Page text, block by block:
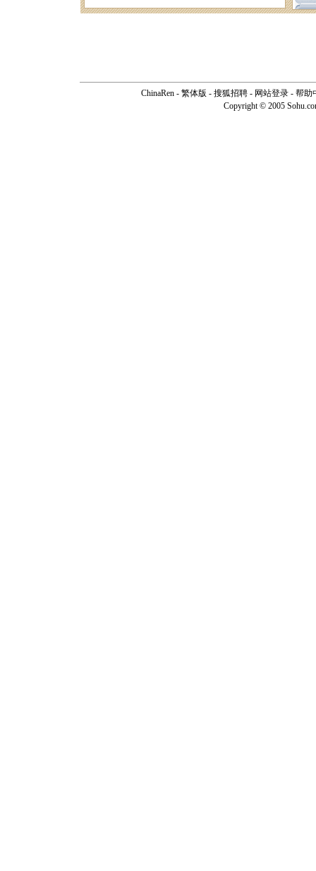
ChinaRen - 繁体版 - 搜狐招聘 - 网站登录 - 帮助
Copyright © 2005